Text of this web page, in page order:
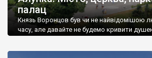
палац
Князь Воронцов був чи не найвідомішою
часу, але давайте не будемо кривити